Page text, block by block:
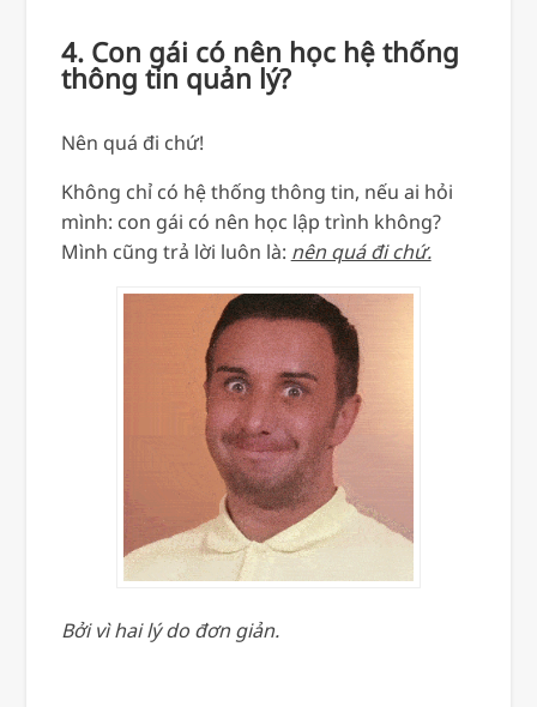
4. Con gái có nên học hệ thống
thông tin quản lý?
Nên quá đi chứ!
Không chỉ có hệ thống thông tin, nếu ai hỏi
mình: con gái có nên học lập trình không?
Mình cũng trả lời luôn là: nên quá đi chứ.
Bởi vì hai lý do đơn giản.